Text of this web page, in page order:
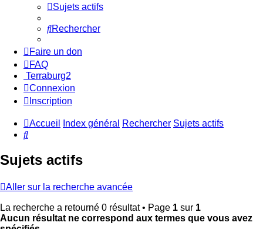
Sujets actifs
Rechercher
Faire un don
FAQ
Terraburg2
Connexion
Inscription
Accueil Index général Rechercher Sujets actifs
Rechercher
Sujets actifs
Aller sur la recherche avancée
La recherche a retourné 0 résultat • Page 1 sur 1
Aucun résultat ne correspond aux termes que vous avez